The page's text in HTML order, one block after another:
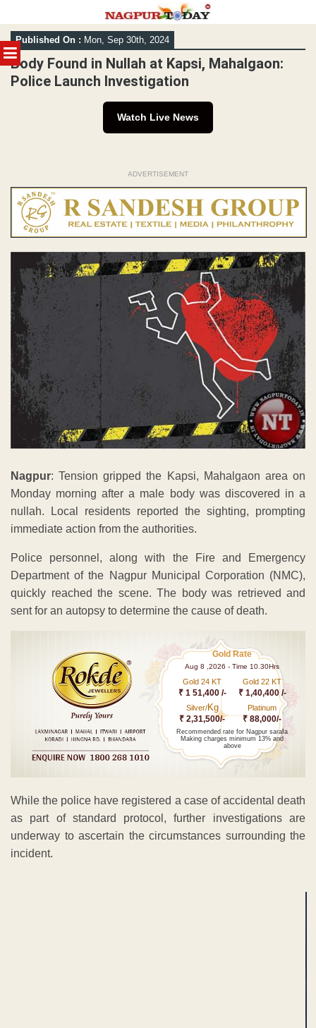
MENU
Skip
to
content
Published On : Mon, Sep 30th, 2024
Body Found in Nullah at Kapsi, Mahalgaon:
Police Launch Investigation
Watch Live News
ADVERTISEMENT
Nagpur: Tension gripped the Kapsi, Mahalgaon area on
Monday morning after a male body was discovered in a
nullah. Local residents reported the sighting, prompting
immediate action from the authorities.
Police personnel, along with the Fire and Emergency
Department of the Nagpur Municipal Corporation (NMC),
quickly reached the scene. The body was retrieved and
sent for an autopsy to determine the cause of death.
Gold Rate
Aug 8 ,2026 - Time 10.30Hrs
Gold 24 KT
₹ 1 51,400 /-
Gold 22 KT
₹ 1,40,400 /-
Silver/Kg
₹ 2,31,500/-
Platinum
₹ 88,000/-
Recommended rate for Nagpur sarafa
Making charges minimum 13% and
above
While the police have registered a case of accidental death
as part of standard protocol, further investigations are
underway to ascertain the circumstances surrounding the
incident.